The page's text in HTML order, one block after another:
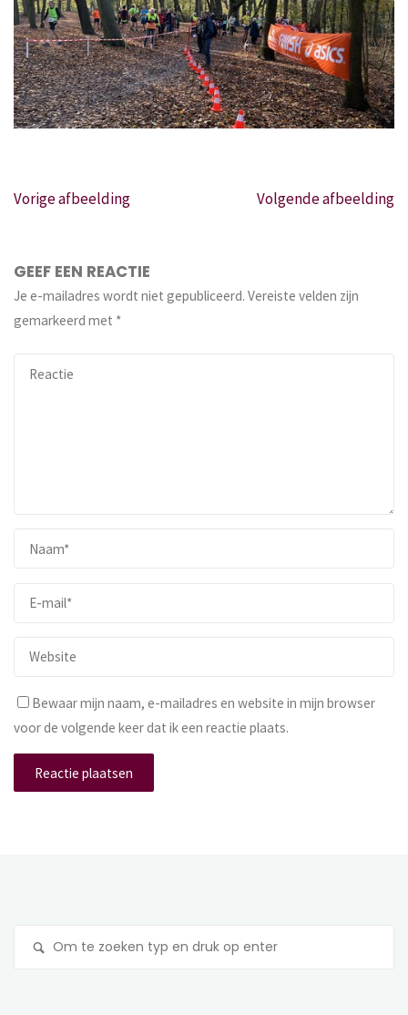
Vorige afbeelding Volgende afbeelding
GEEF EEN REACTIE
Je e-mailadres wordt niet gepubliceerd. Vereiste velden zijn
gemarkeerd met *
Bewaar mijn naam, e-mailadres en website in mijn browser
voor de volgende keer dat ik een reactie plaats.